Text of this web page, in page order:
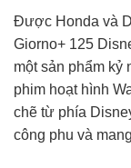
Được Honda và
Giorno+ 125
một sản phẩm kỷ
phim hoạt hình
chẽ từ phía
công phu và